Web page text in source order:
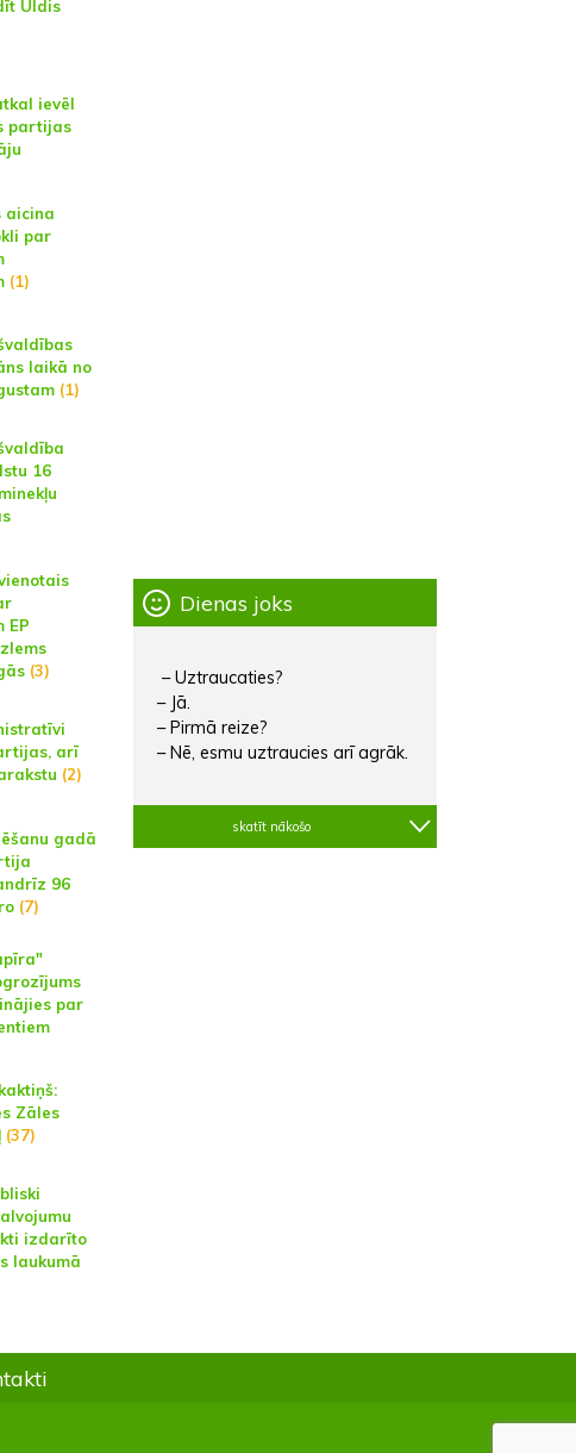
Uldis
ievēl
partijas
aicina
par
(1)
laikā no
(1)
16
EP
(3)
arī
(2)
gadā
96
(7)
par
Zāles
(37)
izdarīto
laukumā
Dienas joks
– Uztraucaties?
– Jā.
– Pirmā reize?
– Nē, esmu uztraucies arī agrāk.
skatīt nākošo